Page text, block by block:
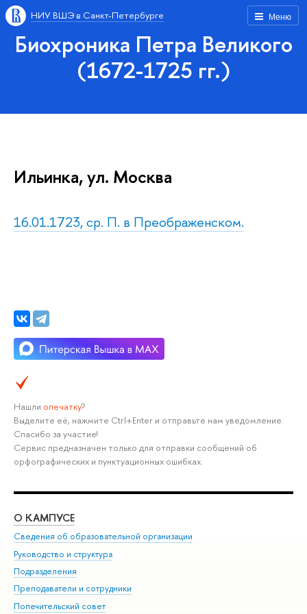
Меню
НИУ ВШЭ в Санкт-Петербурге
Биохроника Петра Великого
(1672-1725 гг.)
Ильинка, ул. Москва
16.01.1723, ср. П. в Преображенском.
Нашли опечатку?
Выделите её, нажмите Ctrl+Enter и отправьте нам уведомление.
Спасибо за участие!
Сервис предназначен только для отправки сообщений об
орфографических и пунктуационных ошибках.
О КАМПУСЕ
Сведения об образовательной организации
Руководство и структура
Подразделения
Преподаватели и сотрудники
Попечительский совет